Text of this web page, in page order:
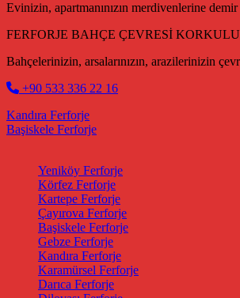
Evinizin, apartmanınızın merdivenlerine
FERFORJE BAHÇE ÇEVRESİ
Bahçelerinizin, arsalarınızın, arazilerinizin
+90 533 336 22 16
Post navigation
Kandıra Ferforje
Başiskele Ferforje
Yeniköy Ferforje
Körfez Ferforje
Kartepe Ferforje
Çayırova Ferforje
Başiskele Ferforje
Gebze Ferforje
Kandıra Ferforje
Karamürsel Ferforje
Darıca Ferforje